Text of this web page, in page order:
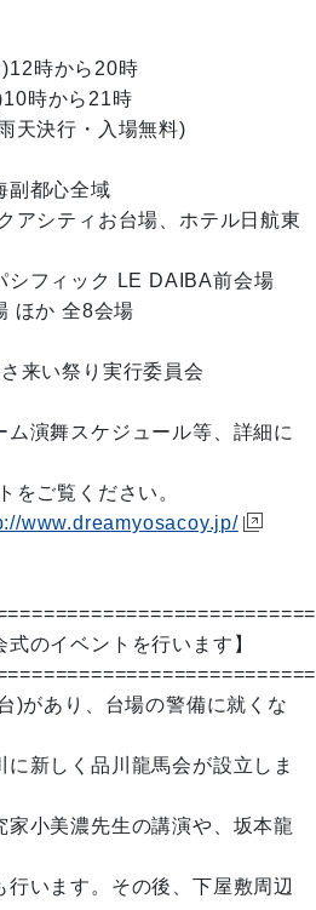
時から20時
時から21時
行・入場無料)
都心全域
ティお台場、ホテル日航東
ィック LE DAIBA前会場
か 全8会場
い祭り実行委員会
舞スケジュール等、詳細に
ご覧ください。
www.dreamyosacoy.jp/
のイベントを行います】
)があり、台場の警備に就くな
新しく品川龍馬会が設立しま
家小美濃先生の講演や、坂本龍
います。その後、下屋敷周辺